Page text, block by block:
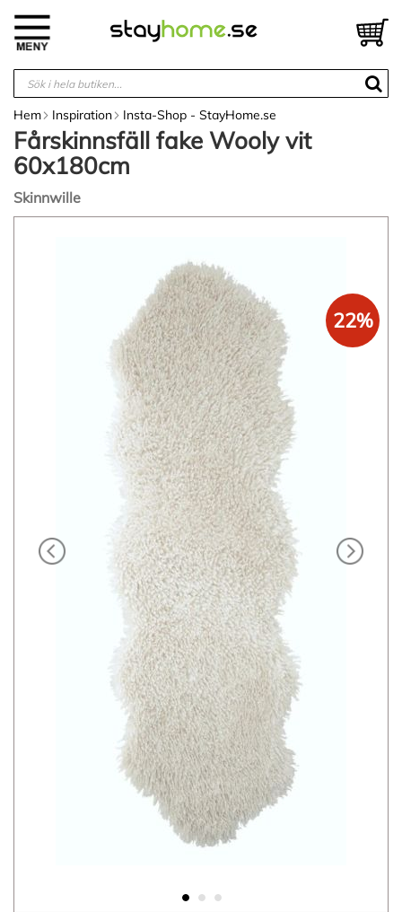
innehållet
Hem Inspiration Insta-Shop - StayHome.se
Fårskinnsfäll fake Wooly vit
60x180cm
Skinnwille
22%